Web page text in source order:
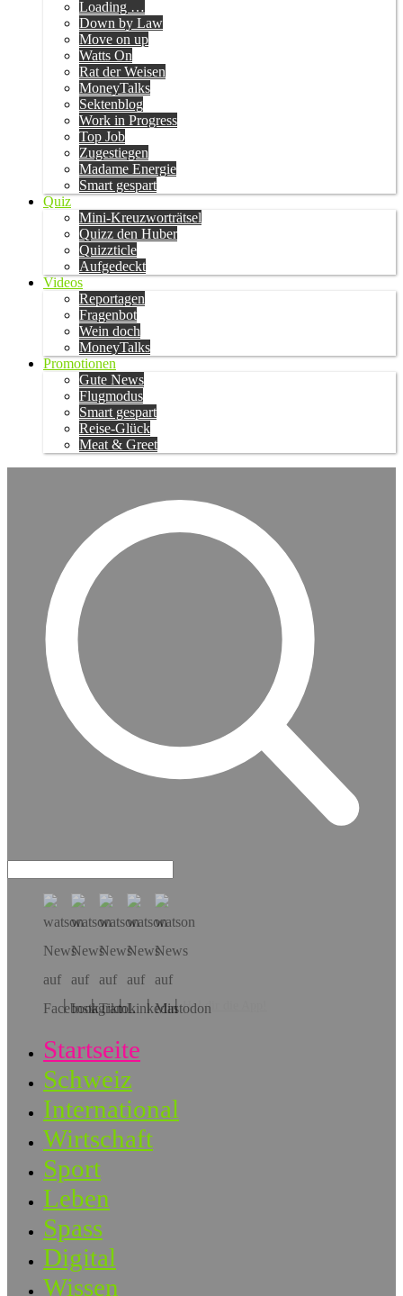
Loading …
Down by Law
Move on up
Watts On
Rat der Weisen
MoneyTalks
Sektenblog
Work in Progress
Top Job
Zugestiegen
Madame Energie
Smart gespart
Quiz
Mini-Kreuzworträtsel
Quizz den Huber
Quizzticle
Aufgedeckt
Videos
Reportagen
Fragenbot
Wein doch
MoneyTalks
Promotionen
Gute News
Flugmodus
Smart gespart
Reise-Glück
Meat & Greet
Hol dir die App!
Startseite
Schweiz
International
Wirtschaft
Sport
Leben
Spass
Digital
Wissen